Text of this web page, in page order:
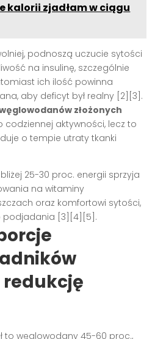
kalorii zjadłam w ciągu
podnoszą uczucie sytości
na insulinę, szczególnie
ich ilość powinna
aby deficyt był realny [2][3].
złożonych
aktywności, lecz to
o tempie utraty tkanki
25-30 proc. energii sprzyja
na witaminy
oraz komfortowi sytości,
podjadania [3][4][5].
to węglowodany 45-60 proc.,